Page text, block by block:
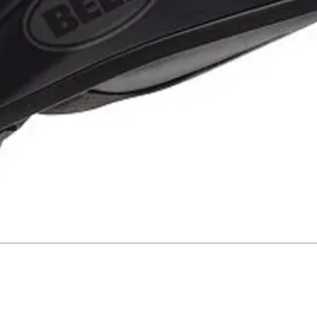
למגן גב (נמכר בנפרד)
מחזירי אור מוסלקים
מערכת אוורור לחזה ולגב